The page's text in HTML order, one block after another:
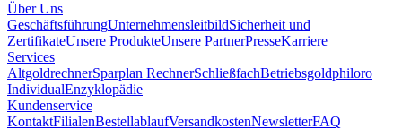
Über Uns
GeschäftsführungUnternehmensleitbildSicherheit und
ZertifikateUnsere ProdukteUnsere PartnerPresseKarriere
Services
AltgoldrechnerSparplan RechnerSchließfachBetriebsgoldphiloro
IndividualEnzyklopädie
Kundenservice
KontaktFilialenBestellablaufVersandkostenNewsletterFAQ